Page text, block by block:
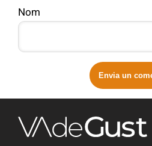
Nom